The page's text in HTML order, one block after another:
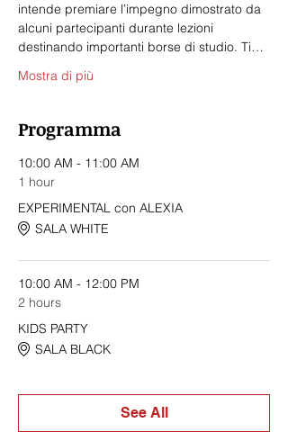
intende premiare l’impegno dimostrato da
alcuni partecipanti durante lezioni
destinando importanti borse di studio. Ti…
Mostra di più
Programma
10:00 AM - 11:00 AM
1 hour
EXPERIMENTAL con ALEXIA
SALA WHITE
10:00 AM - 12:00 PM
2 hours
KIDS PARTY
SALA BLACK
See All